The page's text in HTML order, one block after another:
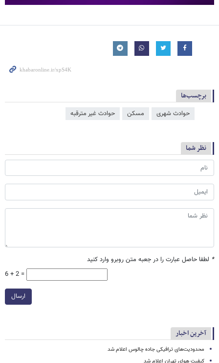
برچسب‌ها
حوادث شهری مسکن حوادث غیر مترقبه
نظر شما
* لطفا حاصل عبارت را در جعبه متن روبرو وارد کنید
6 + 2 =
ارسال
آخرین اخبار
محدودیت‌های ترافیکی جاده چالوس اعلام شد
کیفیت هوای تهران اعلام شد